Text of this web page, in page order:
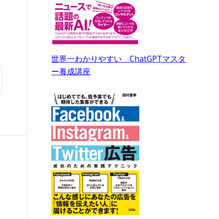
世界一わかりやすい ChatGPTマスタ
ー養成講座